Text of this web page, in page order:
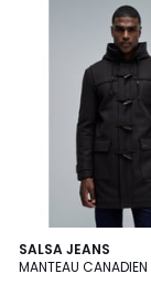
SALSA JEANS
MANTEAU CANADIEN
2
Couleurs